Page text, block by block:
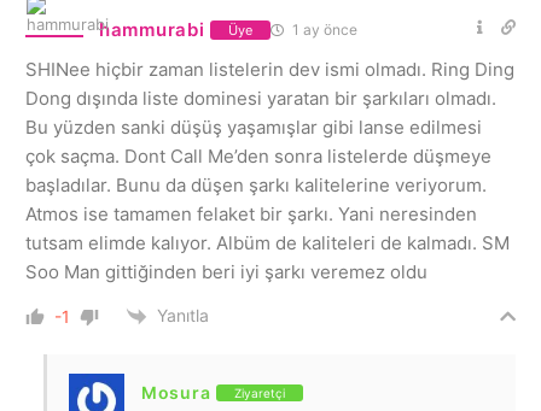
hammurabi Üye 1 ay önce
SHINee hiçbir zaman listelerin dev ismi olmadı. Ring Ding
Dong dışında liste dominesi yaratan bir şarkıları olmadı.
Bu yüzden sanki düşüş yaşamışlar gibi lanse edilmesi
çok saçma. Dont Call Me’den sonra listelerde düşmeye
başladılar. Bunu da düşen şarkı kalitelerine veriyorum.
Atmos ise tamamen felaket bir şarkı. Yani neresinden
tutsam elimde kalıyor. Albüm de kaliteleri de kalmadı. SM
Soo Man gittiğinden beri iyi şarkı veremez oldu
-1 Yanıtla
Mosura Ziyaretçi